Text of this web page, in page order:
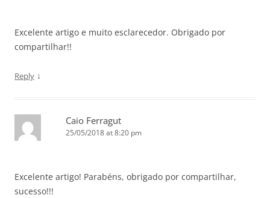
Excelente artigo e muito esclarecedor. Obrigado por
compartilhar!!
Reply ↓
Caio Ferragut
25/05/2018 at 8:20 pm
Excelente artigo! Parabéns, obrigado por compartilhar,
sucesso!!!